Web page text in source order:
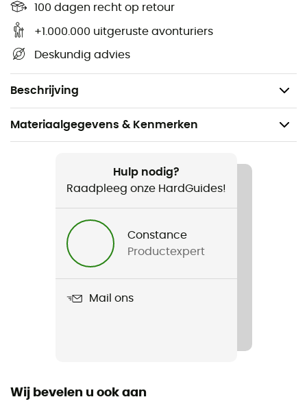
100 dagen recht op retour
+1.000.000 uitgeruste avonturiers
Deskundig advies
Beschrijving
Biologisch afbreekbaar,
Lichte groene thee geur,
Gewicht: 10 g.
Materiaalgegevens & Kenmerken
Wandelen / Trekking / Reizen / Kamperen / Dagelijks
Hulp nodig?
Raadpleeg onze HardGuides!
Constance
Productexpert
Mail ons
Wij bevelen u ook aan